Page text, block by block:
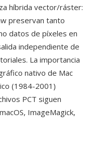
híbrida vector/ráster:
preservan tanto
datos de píxeles en
independiente de
La importancia
nativo de Mac
(1984-2001)
PCT siguen
ImageMagick,